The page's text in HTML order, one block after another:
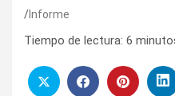
Informe
Tiempo de lectura: 6